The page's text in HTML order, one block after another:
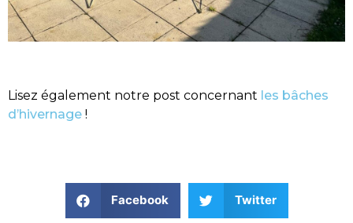
Lisez également notre post concernant les bâches
d’hivernage !
Facebook Twitter